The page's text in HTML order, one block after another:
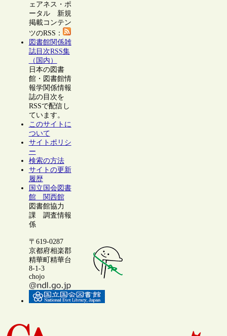
ェアネス・ポ
ータル 新規
掲載コンテン
ツのRSS：
図書館関係雑
誌目次RSS集
（国内）
日本の図書
館・図書館情
報学関係情報
誌の目次を
RSSで配信し
ています。
このサイトに
ついて
サイトポリシ
ー
検索の方法
サイトの更新
履歴
国立国会図書
館 関西館
図書館協力
課 調査情報
係
〒619-0287
京都府相楽郡
精華町精華台
8-1-3
chojo